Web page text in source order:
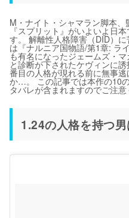
M・ナイト・シャマラン脚本、
『スプリット』がいよいよ日
す。 解離性人格障害（DID）
は『ナルニア国物語/第1章: ラ
も有名になったジェームズ・
と診断が下されたケヴィンに
番目の人格が現れる前に無事
か…。 この記事では本作の10
タバレが含まれますのでご注
1.24の人格を持つ男